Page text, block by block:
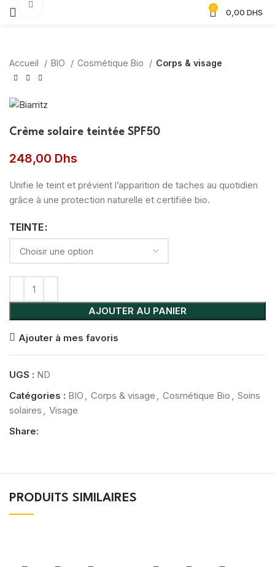
0 0,00 DHS
Accueil BIO Cosmétique Bio Corps & visage
Crème solaire teintée SPF50
248,00 Dhs
Unifie le teint et prévient l’apparition de taches au quotidien
grâce à une protection naturelle et certifiée bio.
TEINTE
AJOUTER AU PANIER
Ajouter à mes favoris
UGS : ND
Catégories : BIO , Corps & visage , Cosmétique Bio , Soins
solaires , Visage
Share:
PRODUITS SIMILAIRES